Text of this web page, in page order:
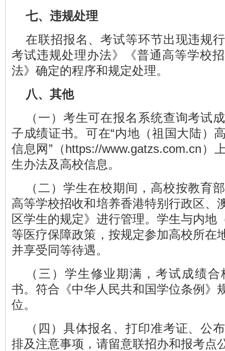
七、违规处理
在联招报名、考试等环节出现违规
考试违规处理办法》《普通高等学校
法》确定的程序和规定处理。
八、其他
（一）考生可在报名系统查询考试
子成绩证书。可在“内地（祖国大陆）
信息网”（https://www.gatzs.com.cn）
生办法及高校信息。
（二）学生在校期间，高校按教育
高等学校招收和培养香港特别行政区、
区学生的规定》进行管理。学生与内地
等医疗保障政策，按规定参加高校所在
并享受同等待遇。
（三）学生修业期满，考试成绩
书。符合《中华人民共和国学位条例》
位。
（四）具体报名、打印准考证、公
排及注意事项，请留意联招办和报考点